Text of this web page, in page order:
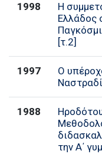
1998
Η
Ελλάδος
[τ.2]
1997
Ο
1988
την Α΄